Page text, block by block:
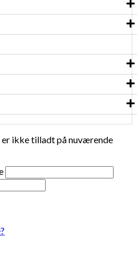
ikke tilladt på nuværende